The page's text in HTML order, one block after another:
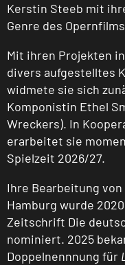
Kerstin Steeb mit
Genre des
Mit ihren Projekten
divers aufgestelltes
widmete sie sich
Komponistin Ethel
Wreckers). In
erarbeitet sie
Spielzeit 2026/27.
Ihre Bearbeitung von
Hamburg wurde
Zeitschrift Die
nominiert. 2025
Doppelnennnung für